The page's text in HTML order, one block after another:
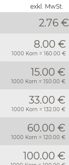
exkl. MwSt.
2.76 €
8.00 €
1000 Korn = 160.00 €
15.00 €
1000 Korn = 150.00 €
33.00 €
1000 Korn = 132.00 €
60.00 €
1000 Korn = 120.00 €
100.00 €